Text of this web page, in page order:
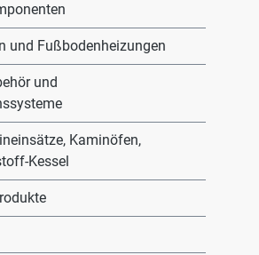
und Fußbodenheizungen
und
Kaminöfen,
Kessel